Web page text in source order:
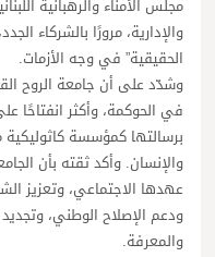
مجلس الأمناء والرهبانية
والإدارية، مرورًا بالشركاء
الحقيقية” في وجه الأزمات.
وشدّد على أن جامعة الروح
في الحوكمة، وأكثر انفتاحًا
برسالتها كمؤسسة كاثوليكية
والإنسان. وأكد ثقته بأن
عهدها الاجتماعي، وتعزيز
ودعم الإصلاح الوطني،
والمعرفة.